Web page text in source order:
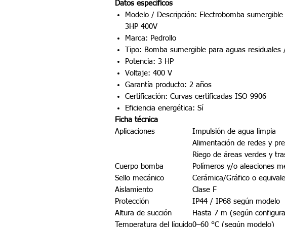
Datos específicos
Modelo / Descripción: Electrobomba sumergible
3HP 400V
Marca: Pedrollo
Tipo: Bomba sumergible para aguas residuales
Potencia: 3 HP
Voltaje: 400 V
Garantía producto: 2 años
Certificación: Curvas certificadas ISO 9906
Eficiencia energética: Sí
Ficha técnica
Aplicaciones
Impulsión de agua limpia
Alimentación de redes y
Riego de áreas verdes y
Cuerpo bomba
Polímeros y/o aleaciones
Sello mecánico
Cerámica/Gráfico o
Aislamiento
Clase F
Protección
IP44 / IP68 según modelo
Altura de succión
Hasta 7 m (según
Temperatura del líquido0–60 °C (según modelo)